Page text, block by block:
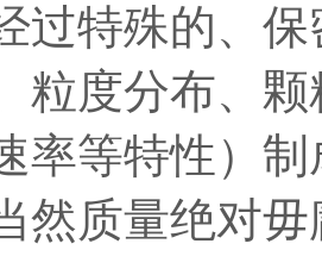
过特殊的、
粒度分布、
率等特性）
然质量绝对